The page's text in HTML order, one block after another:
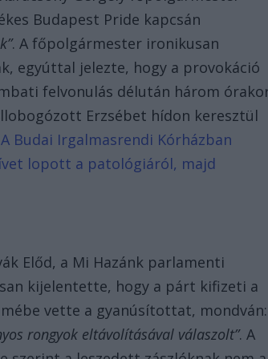
Budapest Pride kapcsán
. A főpolgármester ironikusan
egyúttal jelezte, hogy a provokáció
felvonulás délután három
Erzsébet hídon keresztül
Budai Irgalmasrendi Kórházban
lopott a patológiáról, majd
Előd, a Mi Hazánk parlamenti
kijelentette, hogy a párt kifizeti a
vette a gyanúsítottat, mondván:
rongyok eltávolításával válaszolt”. A